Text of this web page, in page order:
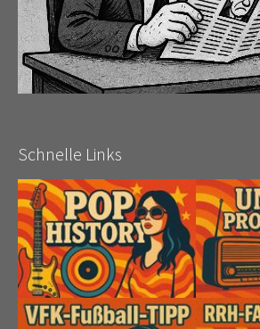
Schnelle Links